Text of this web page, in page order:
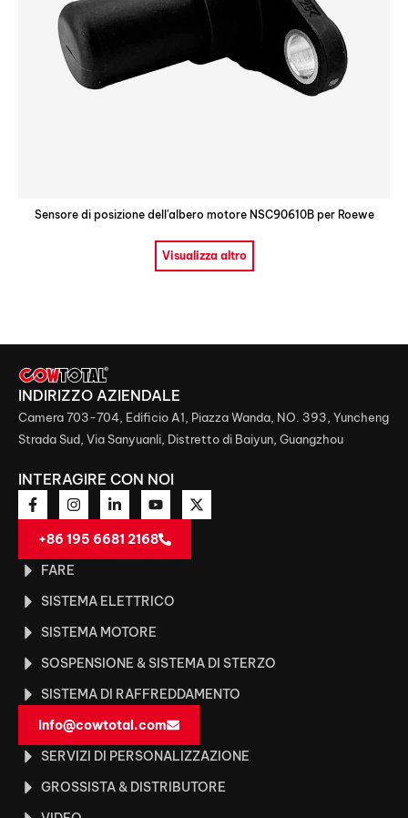
Sensore di posizione dell'albero motore NSC90610B per Roewe
Visualizza altro
INDIRIZZO AZIENDALE
Camera 703-704, Edificio A1, Piazza Wanda, NO. 393, Yuncheng
Strada Sud, Via Sanyuanli, Distretto di Baiyun, Guangzhou
INTERAGIRE CON NOI
+86 195 6681 2168
FARE
SISTEMA ELETTRICO
SISTEMA MOTORE
SOSPENSIONE & SISTEMA DI STERZO
SISTEMA DI RAFFREDDAMENTO
info@cowtotal.com
SERVIZI DI PERSONALIZZAZIONE
GROSSISTA & DISTRIBUTORE